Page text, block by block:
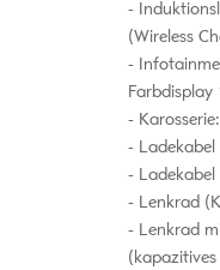
(Wireless
Farbdisplay
Ladekabel
Ladekabel
Lenkrad
Lenkrad